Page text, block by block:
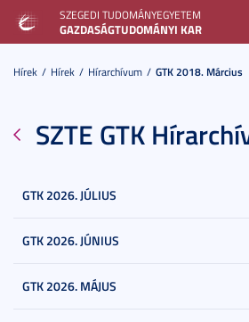
SZEGEDI TUDOMÁNYEGYETEM
GAZDASÁGTUDOMÁNYI KAR
Hírek Hírek Hírarchívum GTK 2018. Március
SZTE GTK
GTK 2026. JÚLIUS
GTK 2026. JÚNIUS
GTK 2026. MÁJUS